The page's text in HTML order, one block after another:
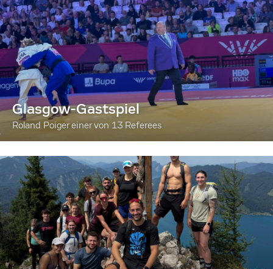
Glasgow-Gastspiel
Roland Poiger einer von 13 Referees